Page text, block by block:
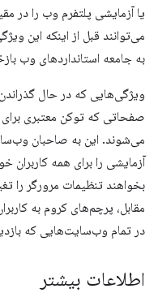
یا آزمایشی پلتفرم وب را در
می‌توانند قبل از اینکه این
به جامعه استانداردهای وب
ویژگی‌هایی که در حال
صفحاتی که توکن معتبری برای
می‌شوند. این به صاحبان
آزمایشی را برای همه کاربران
بخواهند تنظیمات مرورگر را
مقابل، پرچم‌های کروم به
در تمام وب‌سایت‌هایی که
اطلاعات بیشتر